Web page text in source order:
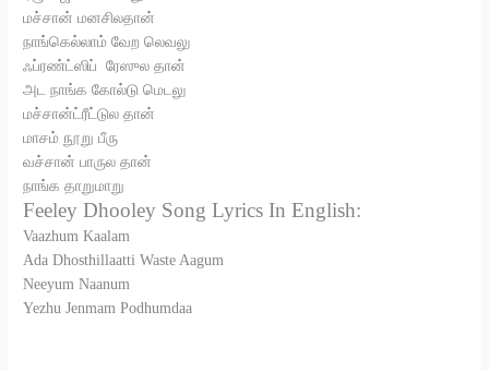
மச்சான் மனசிலதான்
நாங்கெல்லாம் வேற லெவலு
ஃப்ரண்ட்ஸிப் ரேஸுல தான்
அட நாங்க கோல்டு மெடலு
மச்சான்ட்ரீட்டுல தான்
மாசம் நூறு பீரு
வச்சான் பாருல தான்
நாங்க தாறுமாறு
Feeley Dhooley Song Lyrics In English:
Vaazhum Kaalam
Ada Dhosthillaatti Waste Aagum
Neeyum Naanum
Yezhu Jenmam Podhumdaa